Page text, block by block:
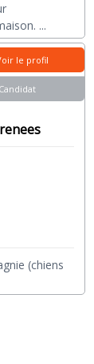
...
(chiens
le profil
Candidat